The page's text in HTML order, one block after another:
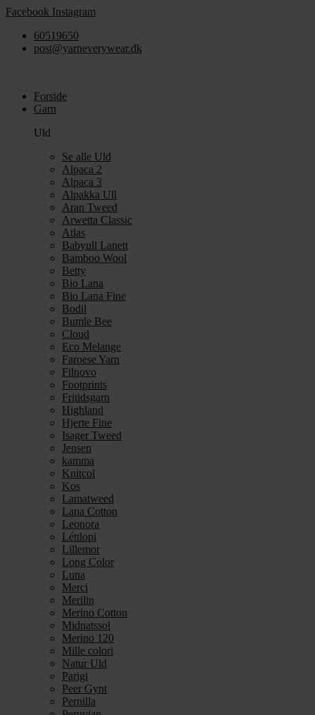
Videre
indhold
Facebook Instagram
60519650
post@yarneverywear.dk
Forside
Garn
Uld
Se alle Uld
Alpaca 2
Alpaca 3
Alpakka Ull
Aran Tweed
Arwetta Classic
Atlas
Babyull Lanett
Bamboo Wool
Betty
Bio Lana
Bio Lana Fine
Bodil
Bumle Bee
Cloud
Eco Melange
Faroese Yarn
Filnovo
Footprints
Fritidsgarn
Highland
Hjerte Fine
Isager Tweed
Jensen
kamma
Knitcol
Kos
Lamatweed
Lana Cotton
Leonora
Léttlopi
Lillemor
Long Color
Luna
Merci
Merilin
Merino Cotton
Midnatssol
Merino 120
Mille colori
Natur Uld
Parigi
Peer Gynt
Pernilla